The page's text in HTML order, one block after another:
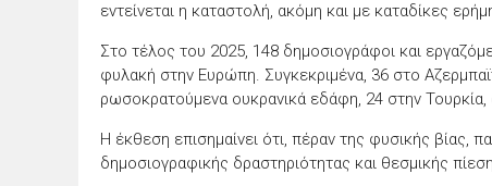
εντείνεται η καταστολή, ακόμη και με καταδίκες
Στο τέλος του 2025, 148 δημοσιογράφοι και
φυλακή στην Ευρώπη. Συγκεκριμένα, 36 στο
ρωσοκρατούμενα ουκρανικά εδάφη, 24 στην
Η έκθεση επισημαίνει ότι, πέραν της φυσικής βίας,
δημοσιογραφικής δραστηριότητας και θεσμικής